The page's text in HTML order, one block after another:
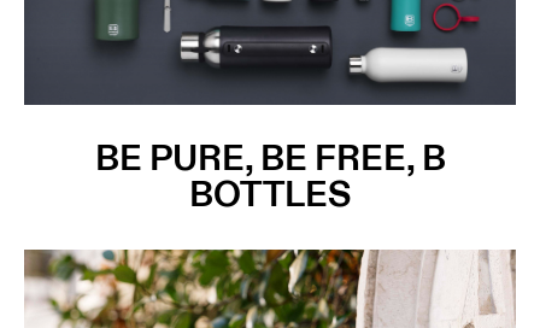
BE PURE, BE FREE, B
BOTTLES